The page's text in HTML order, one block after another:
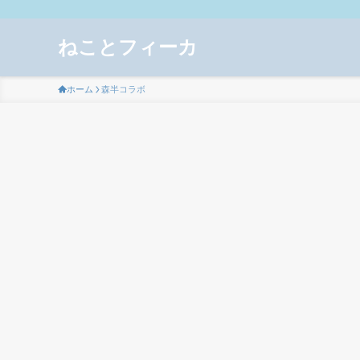
ねことフィーカ
ホーム 森半コラボ